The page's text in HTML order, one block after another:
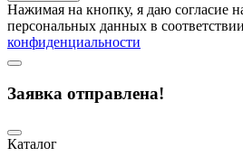
Нажимая на кнопку, я даю согласие
персональных данных в
конфиденциальности
Заявка отправлена!
Каталог